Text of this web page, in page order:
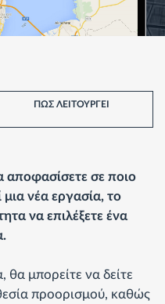
ΠΩΣ ΛΕΙΤΟΥΡΓΕI
αποφασίσετε σε ποιο
νέα εργασία, το
να επιλέξετε ένα
θα μπορείτε να δείτε
προορισμού, καθώς